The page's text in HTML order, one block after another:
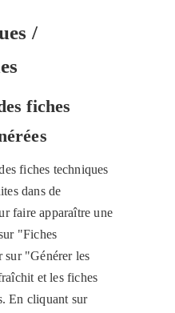
/
fiches
fiches techniques
dans de
faire apparaître une
"Fiches
sur "Générer les
et les fiches
En cliquant sur